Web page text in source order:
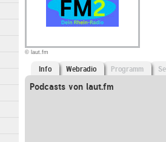
© laut.fm
Info Webradio Programm
Podcasts von laut.fm